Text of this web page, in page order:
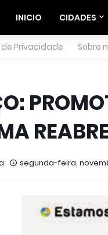
INICIO CIDADES
Privacidade Sobre
segunda-feira,